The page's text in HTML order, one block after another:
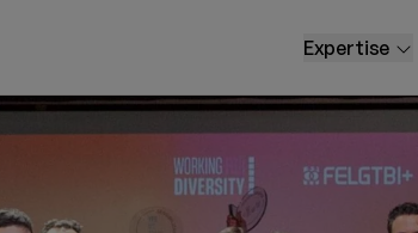
Expertise